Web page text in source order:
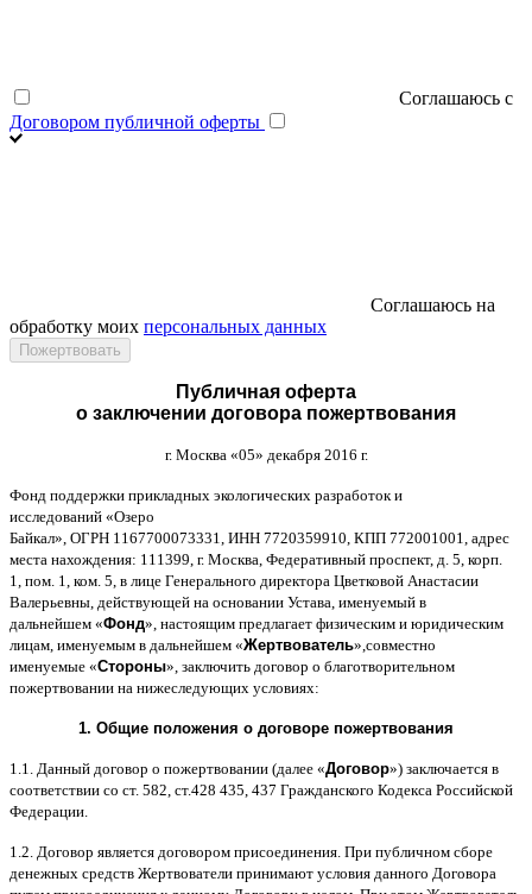
Соглашаюсь с
Договором публичной оферты
Соглашаюсь на
обработку моих персональных данных
Публичная оферта
о заключении договора пожертвования
г. Москва «05» декабря 2016 г.
Фонд поддержки прикладных экологических разработок и
исследований «Озеро
Байкал», ОГРН 1167700073331, ИНН 7720359910, КПП 772001001, адрес
места нахождения: 111399, г. Москва Федеративный проспект, д . 5, корп
1, пом . 1, ком . 5, в лице Генерального директора Цветковой Анастасии
Валерьевны действующей на основании Устава именуемый в
дальнейшем «Фонд», настоящим предлагает физическим и юридическим
лицам именуемым в дальнейшем «Жертвователь», совместно
именуемые «Стороны», заключить договор o благотворительном
пожертвовании на нижеследующих условиях:
1. Общие положения o договоре пожертвования
1.1. Данный договор о пожертвовании (далее «Договор») заключается в
соответствии со ст. 582, ст.428 435, 437 Гражданского Кодекса Российской
Федерации
1.2. Договор является договором присоединения При публичном сборе
денежных средств Жертвователи принимают условия данного Договора